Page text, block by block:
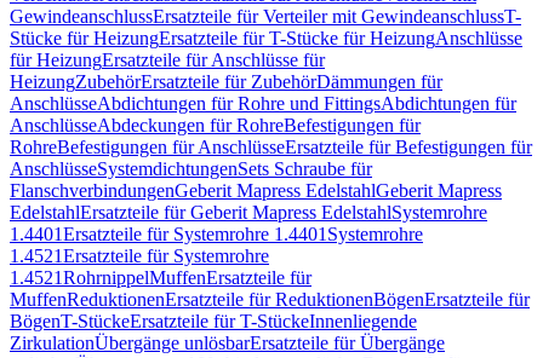
GewindeanschlussErsatzteile für Verteiler mit GewindeanschlussT-
Stücke für HeizungErsatzteile für T-Stücke für HeizungAnschlüsse
für HeizungErsatzteile für Anschlüsse für
HeizungZubehörErsatzteile für ZubehörDämmungen für
AnschlüsseAbdichtungen für Rohre und FittingsAbdichtungen für
AnschlüsseAbdeckungen für RohreBefestigungen für
RohreBefestigungen für AnschlüsseErsatzteile für Befestigungen für
AnschlüsseSystemdichtungenSets Schraube für
FlanschverbindungenGeberit Mapress EdelstahlGeberit Mapress
EdelstahlErsatzteile für Geberit Mapress EdelstahlSystemrohre
1.4401Ersatzteile für Systemrohre 1.4401 Systemrohre
1.4521Ersatzteile für Systemrohre
1.4521RohrnippelMuffenErsatzteile für
MuffenReduktionenErsatzteile für ReduktionenBögenErsatzteile für
BögenT-StückeErsatzteile für T-StückeInnenliegende
ZirkulationÜbergänge unlösbarErsatzteile für Übergänge